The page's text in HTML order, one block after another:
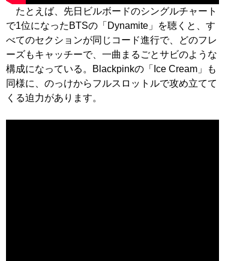
たとえば、先日ビルボードのシングルチャート
で1位になったBTSの「Dynamite」を聴くと、す
べてのセクションが同じコード進行で、どのフレ
ーズもキャッチーで、一曲まるごとサビのような
構成になっている。Blackpinkの「Ice Cream」も
同様に、のっけからフルスロットルで攻め立てて
くる迫力があります。